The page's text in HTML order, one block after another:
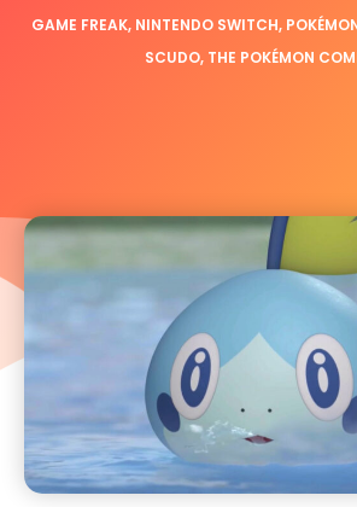
GAME FREAK, NINTENDO SWITCH,
SCUDO, THE POKÉMON